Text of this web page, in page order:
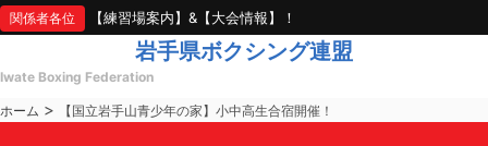
関係者各位 【練習場案内】&【大会情報】！
岩手県ボクシング連盟
Iwate Boxing Federation
ホーム > 【国立岩手山青少年の家】小中高生合宿開催！